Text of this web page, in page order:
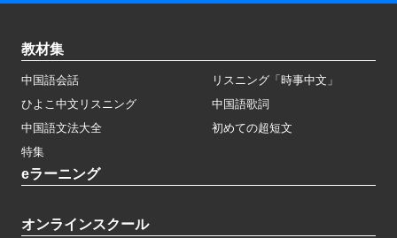
教材集
中国語会話
リスニング「時事中文」
ひよこ中文リスニング
中国語歌詞
中国語文法大全
初めての超短文
特集
eラーニング
オンラインスクール